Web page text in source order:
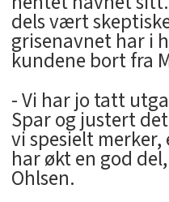
dels vært
grisenavnet har i
kundene bort fra
- Vi har jo tatt
Spar og justert
vi spesielt
har økt en god
Ohlsen.